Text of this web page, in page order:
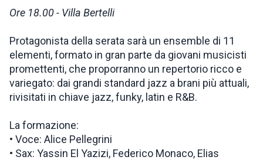
Ore 18.00 - Villa Bertelli
Protagonista della serata sarà un ensemble di 11
elementi, formato in gran parte da giovani musicisti
promettenti, che proporranno un repertorio ricco e
variegato: dai grandi standard jazz a brani più attuali,
rivisitati in chiave jazz, funky, latin e R&B.
La formazione:
• Voce: Alice Pellegrini
• Sax: Yassin El Yazizi, Federico Monaco, Elias